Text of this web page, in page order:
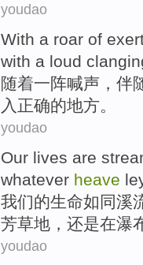
youdao
With a roar of
with a loud
随着一阵喊声，伴
入正确的地方。
youdao
Our lives are
whatever heave
我们的生命如同溪
芳草地 ，还是在瀑
youdao